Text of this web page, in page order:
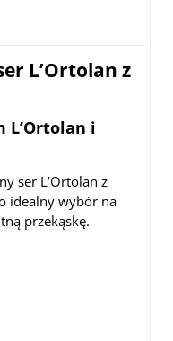
L’Ortolan z
L’Ortolan i
ser L’Ortolan z
idealny wybór na
przekąskę.